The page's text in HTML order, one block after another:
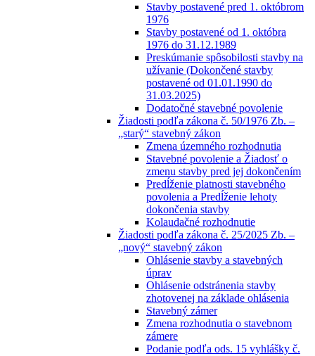
Stavby postavené pred 1. októbrom
1976
Stavby postavené od 1. októbra
1976 do 31.12.1989
Preskúmanie spôsobilosti stavby na
užívanie (Dokončené stavby
postavené od 01.01.1990 do
31.03.2025)
Dodatočné stavebné povolenie
Žiadosti podľa zákona č. 50/1976 Zb. –
„starý“ stavebný zákon
Zmena územného rozhodnutia
Stavebné povolenie a Žiadosť o
zmenu stavby pred jej dokončením
Predĺženie platnosti stavebného
povolenia a Predĺženie lehoty
dokončenia stavby
Kolaudačné rozhodnutie
Žiadosti podľa zákona č. 25/2025 Zb. –
„nový“ stavebný zákon
Ohlásenie stavby a stavebných
úprav
Ohlásenie odstránenia stavby
zhotovenej na základe ohlásenia
Stavebný zámer
Zmena rozhodnutia o stavebnom
zámere
Podanie podľa ods. 15 vyhlášky č.